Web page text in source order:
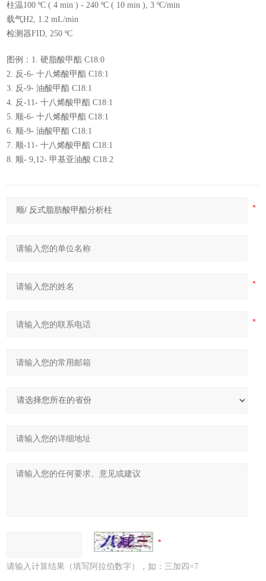
柱温100 ºC ( 4 min ) - 240 ºC ( 10 min ), 3 ºC/min
载气H2, 1.2 mL/min
检测器FID, 250 ºC
图例：1. 硬脂酸甲酯 C18:0
2. 反-6- 十八烯酸甲酯 C18:1
3. 反-9- 油酸甲酯 C18:1
4. 反-11- 十八烯酸甲酯 C18:1
5. 顺-6- 十八烯酸甲酯 C18:1
6. 顺-9- 油酸甲酯 C18:1
7. 顺-11- 十八烯酸甲酯 C18:1
8. 顺- 9,12- 甲基亚油酸 C18:2
请输入计算结果（填写阿拉伯数字），如：三加四=7